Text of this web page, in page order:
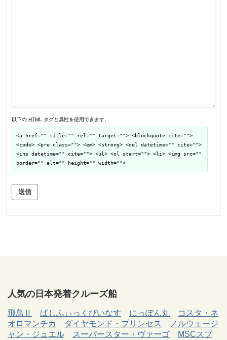
以下の HTML タグと属性を使用できます。
<a href="" title="" rel="" target=""> <blockquote cite="">
<code> <pre class=""> <em> <strong> <del datetime="" cite="">
<ins datetime="" cite=""> <ul> <ol start=""> <li> <img src=""
border="" alt="" height="" width="">
送信
人気の日本発着クルーズ船
飛鳥Ⅱ ぱしふぃっくびいなす にっぽん丸
コスタ・ネ
オロマンチカ
ダイヤモンド・プリンセス
ノルウェージ
ャン・ジュエル
スーパースター・ヴァーゴ
MSCスプ